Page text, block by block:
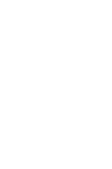
OpenOffice